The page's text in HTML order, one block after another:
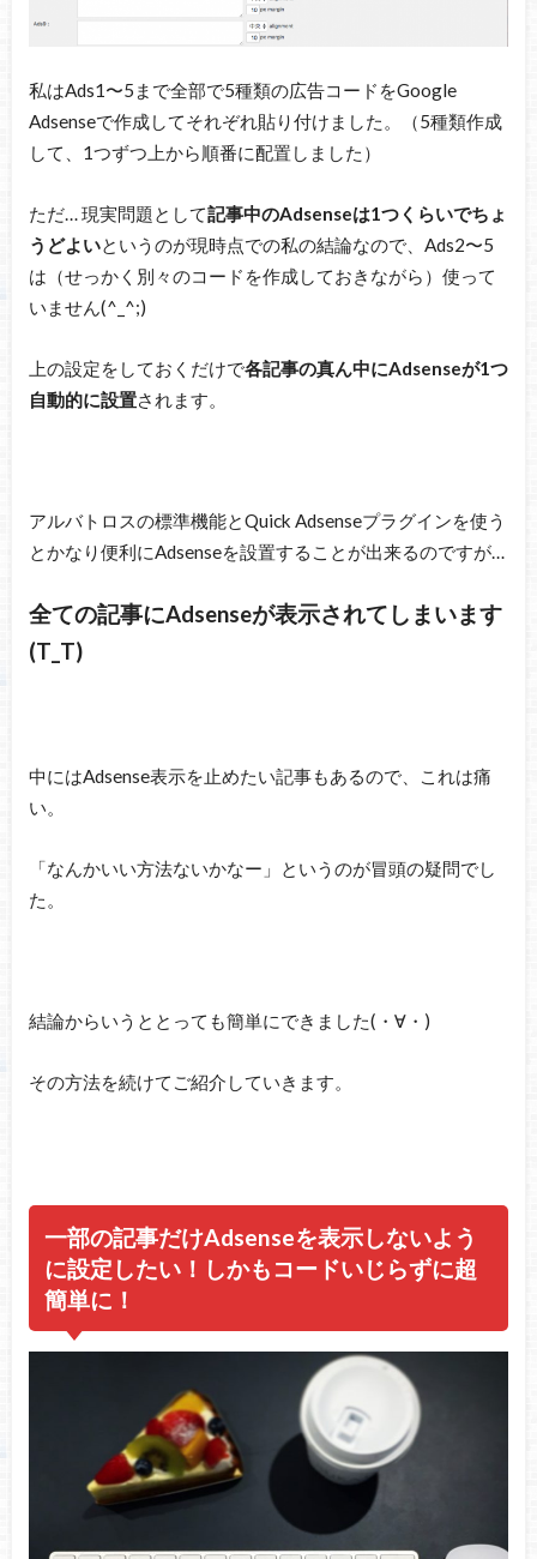
私はAds1〜5まで全部で5種類の広告コードをGoogle
Adsenseで作成してそれぞれ貼り付けました。（5種類作成
して、1つずつ上から順番に配置しました）
ただ… 現実問題として記事中のAdsenseは1つくらいでちょ
うどよいというのが現時点での私の結論なので、Ads2〜5
は（せっかく別々のコードを作成しておきながら）使って
いません(^_^;)
上の設定をしておくだけで各記事の真ん中にAdsenseが1つ
自動的に設置されます。
アルバトロスの標準機能とQuick Adsenseプラグインを使う
とかなり便利にAdsenseを設置することが出来るのですが…
全ての記事にAdsenseが表示されてしまいます
(T_T)
中にはAdsense表示を止めたい記事もあるので、これは痛
い。
「なんかいい方法ないかなー」というのが冒頭の疑問でし
た。
結論からいうととっても簡単にできました(・∀・)
その方法を続けてご紹介していきます。
一部の記事だけAdsenseを表示しないよう
に設定したい！しかもコードいじらずに超
簡単に！